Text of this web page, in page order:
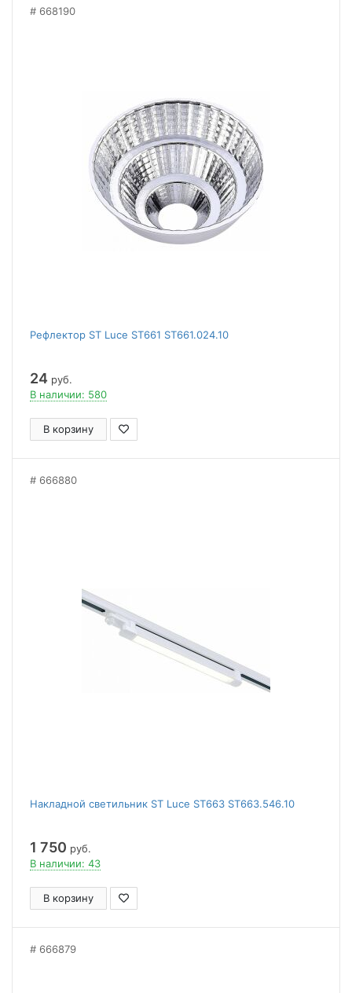
668190
Рефлектор ST Luce ST661 ST661.024.10
24 руб.
В наличии: 580
В корзину
666880
Накладной светильник ST Luce ST663 ST663.546.10
1 750 руб.
В наличии: 43
В корзину
666879